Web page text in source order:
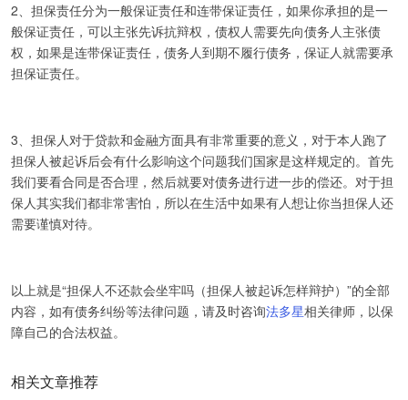
2、担保责任分为一般保证责任和连带保证责任，如果你承担的是一
般保证责任，可以主张先诉抗辩权，债权人需要先向债务人主张债
权，如果是连带保证责任，债务人到期不履行债务，保证人就需要承
担保证责任。
3、担保人对于贷款和金融方面具有非常重要的意义，对于本人跑了
担保人被起诉后会有什么影响这个问题我们国家是这样规定的。首先
我们要看合同是否合理，然后就要对债务进行进一步的偿还。对于担
保人其实我们都非常害怕，所以在生活中如果有人想让你当担保人还
需要谨慎对待。
以上就是“担保人不还款会坐牢吗（担保人被起诉怎样辩护）”的全部
内容，如有债务纠纷等法律问题，请及时咨询法多星相关律师，以保
障自己的合法权益。
相关文章推荐